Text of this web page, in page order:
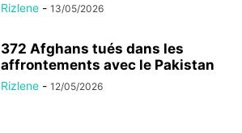
Rizlene - 13/05/2026
372 Afghans tués dans les
affrontements avec le Pakistan
Rizlene - 12/05/2026